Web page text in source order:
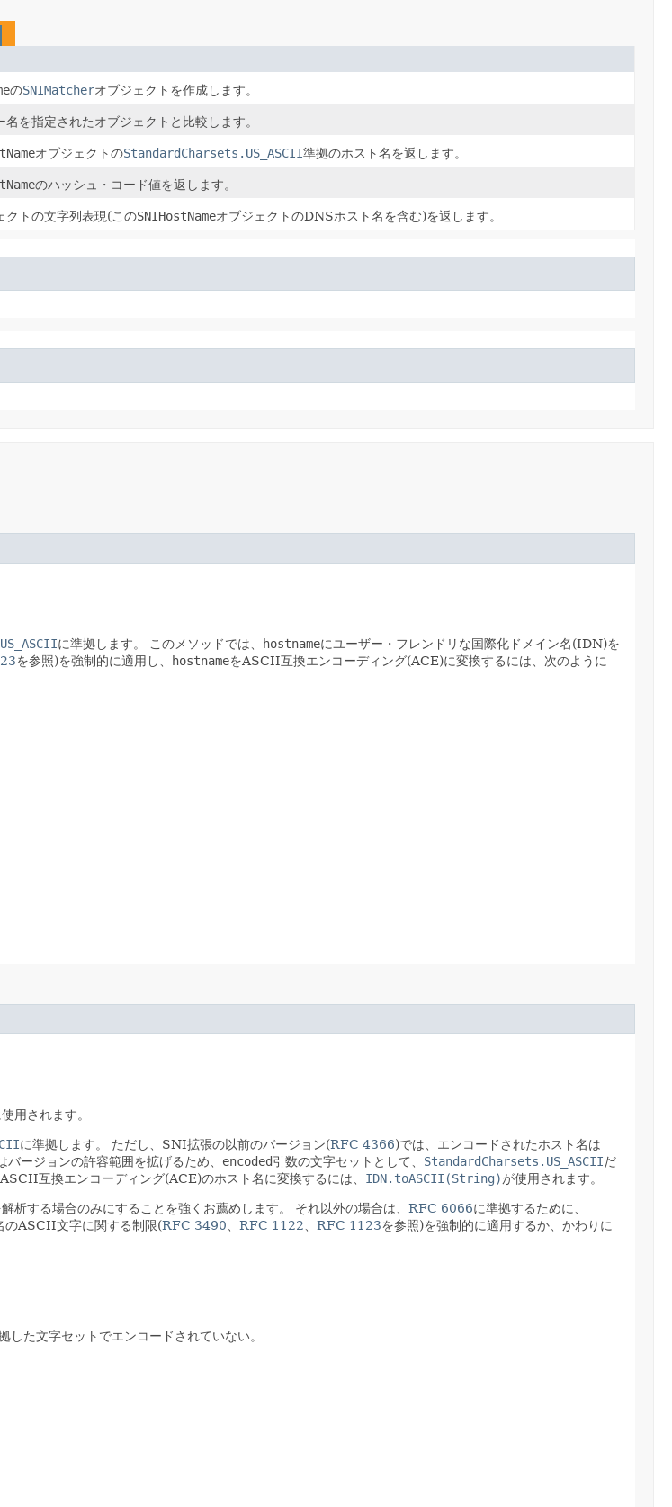
のSNIMatcherオブジェクトを作成します。
名を指定されたオブジェクトと比較します。
オブジェクトのStandardCharsets.US_ASCII準拠のホスト名を返します。
のハッシュ・コード値を返します。
クトの文字列表現(このSNIHostNameオブジェクトのDNSホスト名を含む)を返します。
に準拠します。 このメソッドでは、 hostnameにユーザー・フレンドリな国際化ドメイン名(IDN)を
を参照)を強制的に適用し、 hostnameをASCII互換エンコーディング(ACE)に変換するには、次のように
用されます。
に準拠します。 ただし、SNI拡張の以前のバージョン(RFC 4366)では、エンコードされたホスト名は
バージョンの許容範囲を拡げるため、 encoded引数の文字セットとして、 StandardCharsets.US_ASCIIだ
互換エンコーディング(ACE)のホスト名に変換するには、 IDN.toASCII(String)が使用されます。
析する場合のみにすることを強くお薦めします。 それ以外の場合は、 RFC 6066に準拠するために、
のASCII文字に関する制限(RFC 3490 RFC 1122 RFC 1123を参照)を強制的に適用するか、かわりに
した文字セットでエンコードされていない。